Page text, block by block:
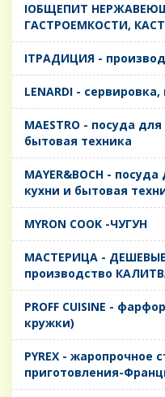
IОБЩЕПИТ
ГАСТРОЕМКОСТИ,
IТРАДИЦИЯ -
LENARDI -
MAESTRO - посуда
бытовая техника
MAYER&BOCH -
кухни и бытовая
MYRON COOK -ЧУГУН
MАСТЕРИЦА -
производство
PROFF CUISINE -
кружки)
PYREX - жаропрочное
приготовления-